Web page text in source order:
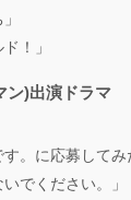
！」
ン)出演ドラマ
す。に応募してみ
でください。」